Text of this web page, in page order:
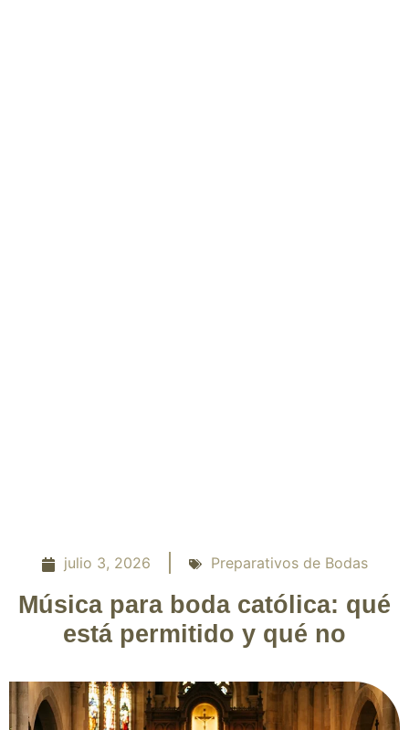
julio 3, 2026 Preparativos de Bodas
Música para boda católica: qué
está permitido y qué no